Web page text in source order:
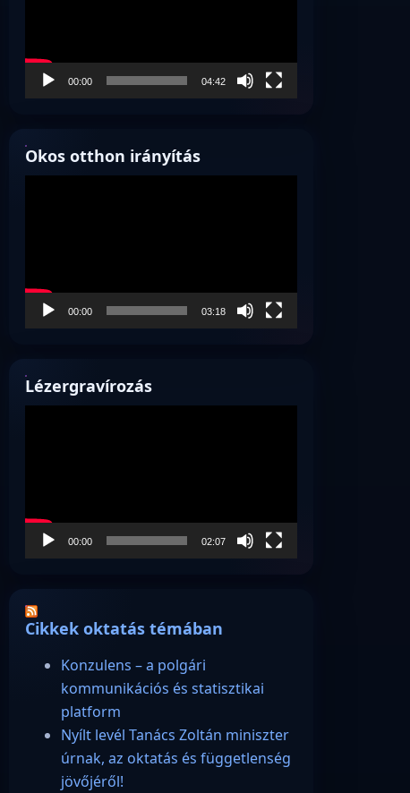
00:00 04:42
Okos otthon irányítás
00:00 03:18
Lézergravírozás
00:00 02:07
Cikkek oktatás témában
Konzulens – a polgári
kommunikációs és statisztikai
platform
Nyílt levél Tanács Zoltán miniszter
úrnak, az oktatás és függetlenség
jövőjéről!